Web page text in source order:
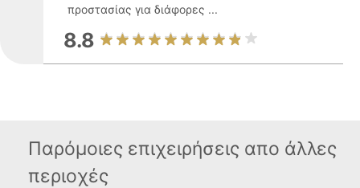
προστασίας για διάφορες ...
8.8
Παρόμοιες επιχειρήσεις απο άλλες
περιοχές